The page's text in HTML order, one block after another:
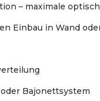
– maximale
Einbau in Wand
Bajonettsystem